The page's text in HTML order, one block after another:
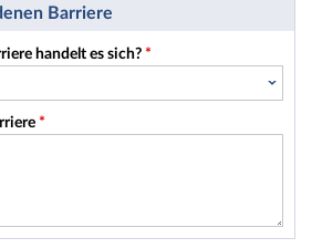
Barriere
handelt es sich? *
*